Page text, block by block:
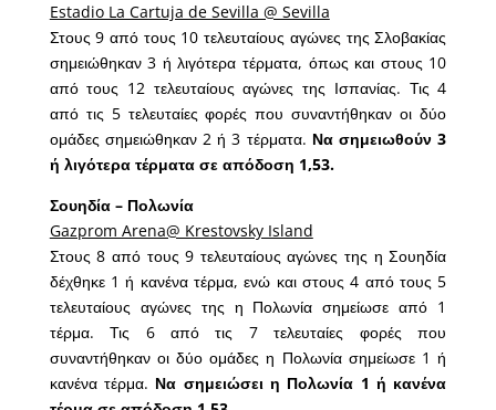
Estadio La Cartuja de Sevilla @ Sevilla
Στους 9 από τους 10 τελευταίους αγώνες της Σλοβακίας
σημειώθηκαν 3 ή λιγότερα τέρματα, όπως και στους 10
από τους 12 τελευταίους αγώνες της Ισπανίας. Τις 4
από τις 5 τελευταίες φορές που συναντήθηκαν οι δύο
ομάδες σημειώθηκαν 2 ή 3 τέρματα. Να σημειωθούν 3
ή λιγότερα τέρματα σε απόδοση 1,53.
Σουηδία – Πολωνία
Gazprom Arena@ Krestovsky Island
Στους 8 από τους 9 τελευταίους αγώνες της η Σουηδία
δέχθηκε 1 ή κανένα τέρμα, ενώ και στους 4 από τους 5
τελευταίους αγώνες της η Πολωνία σημείωσε από 1
τέρμα. Τις 6 από τις 7 τελευταίες φορές που
συναντήθηκαν οι δύο ομάδες η Πολωνία σημείωσε 1 ή
κανένα τέρμα. Να σημειώσει η Πολωνία 1 ή κανένα